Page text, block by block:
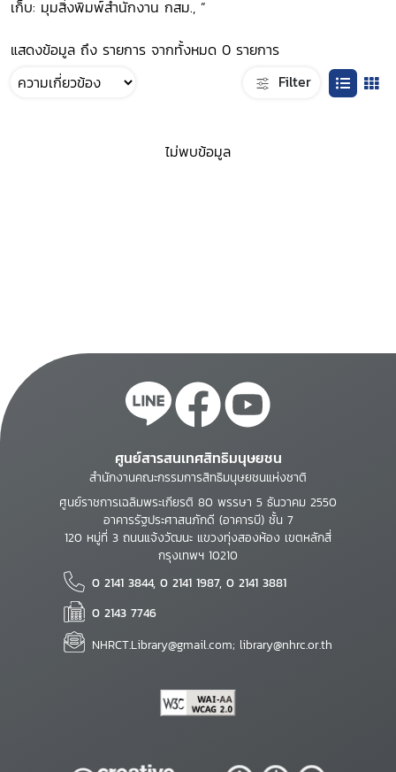
เก็บ: มุมสิ่งพิมพ์สำนักงาน กสม., ”
แสดงข้อมูล ถึง รายการ จากทั้งหมด 0 รายการ
Filter
ไม่พบข้อมูล
ศูนย์สารสนเทศสิทธิมนุษยชน
สำนักงานคณะกรรมการสิทธิมนุษยชนแห่งชาติ
ศูนย์ราชการเฉลิมพระเกียรติ 80 พรรษา 5 ธันวาคม 2550
อาคารรัฐประศาสนภักดี (อาคารบี) ชั้น 7
120 หมู่ที่ 3 ถนนแจ้งวัฒนะ แขวงทุ่งสองห้อง เขตหลักสี่
กรุงเทพฯ 10210
0 2141 3844, 0 2141 1987, 0 2141 3881
0 2143 7746
NHRCT.Library@gmail.com; library@nhrc.or.th